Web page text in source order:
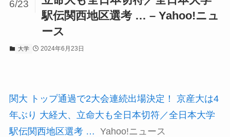
駅伝関西地区選考 … – Yahoo!ニュ
ース
6/23
大学 2024年6月23日
関大 トップ通過で2大会連続出場決定！ 京産大は4
年ぶり 大経大、立命大も全日本切符／全日本大学
駅伝関西地区選考 … Yahoo!ニュース